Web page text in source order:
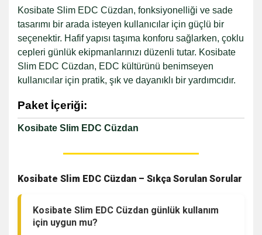
Kosibate Slim EDC Cüzdan, fonksiyonelliği ve sade
tasarımı bir arada isteyen kullanıcılar için güçlü bir
seçenektir. Hafif yapısı taşıma konforu sağlarken, çoklu
cepleri günlük ekipmanlarınızı düzenli tutar. Kosibate
Slim EDC Cüzdan, EDC kültürünü benimseyen
kullanıcılar için pratik, şık ve dayanıklı bir yardımcıdır.
Paket İçeriği:
Kosibate Slim EDC Cüzdan
Kosibate Slim EDC Cüzdan – Sıkça Sorulan Sorular
Kosibate Slim EDC Cüzdan günlük kullanım
için uygun mu?